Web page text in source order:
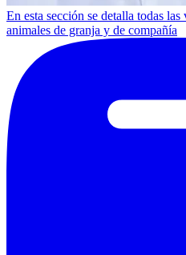
En esta sección se detalla todas
animales de granja y de compañía